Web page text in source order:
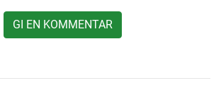
GI EN KOMMENTAR